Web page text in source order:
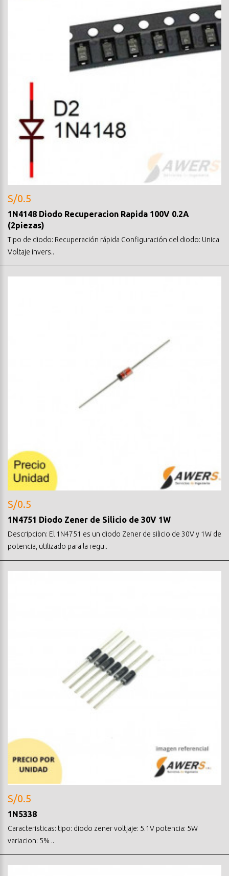
S/0.5
1N4148 Diodo Recuperacion Rapida 100V 0.2A
(2piezas)
Tipo de diodo: Recuperación rápida Configuración del diodo: Unica
Voltaje invers..
S/0.5
1N4751 Diodo Zener de Silicio de 30V 1W
Descripcion: El 1N4751 es un diodo Zener de silicio de 30V y 1W de
potencia, utilizado para la regu..
S/0.5
1N5338
Caracteristicas: tipo: diodo zener voltjaje: 5.1V potencia: 5W
variacion: 5% ..